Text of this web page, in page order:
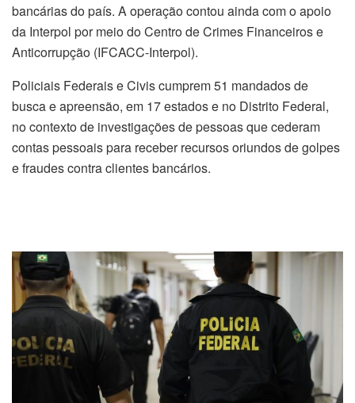
bancárias do país. A operação contou ainda com o apoio
da Interpol por meio do Centro de Crimes Financeiros e
Anticorrupção (IFCACC-Interpol).
Policiais Federais e Civis cumprem 51 mandados de
busca e apreensão, em 17 estados e no Distrito Federal,
no contexto de investigações de pessoas que cederam
contas pessoais para receber recursos oriundos de golpes
e fraudes contra clientes bancários.